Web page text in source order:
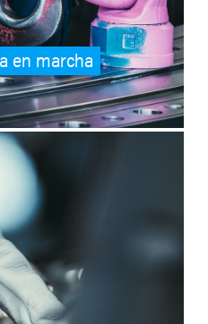
en marcha
Inspección y